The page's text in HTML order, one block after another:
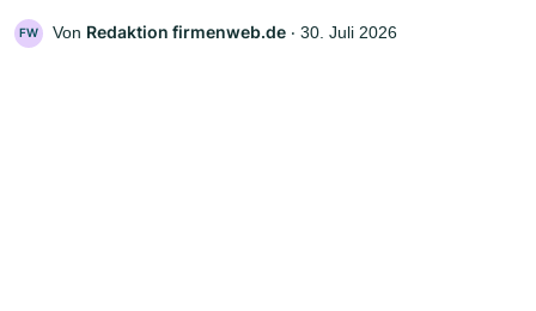
FW Von Redaktion firmenweb.de ‧ 30. Juli 2026